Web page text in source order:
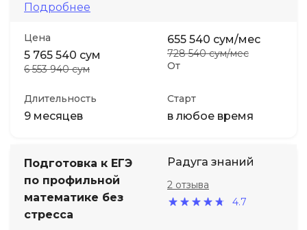
Подробнее
Цена
5 765 540 сум
6 553 940 сум От
655 540 сум/мес
728 540 сум/мес
Длительность
9 месяцев
Старт
в любое время
Подготовка к ЕГЭ
по профильной
математике без
стресса
Радуга знаний
4.7
2 отзыва